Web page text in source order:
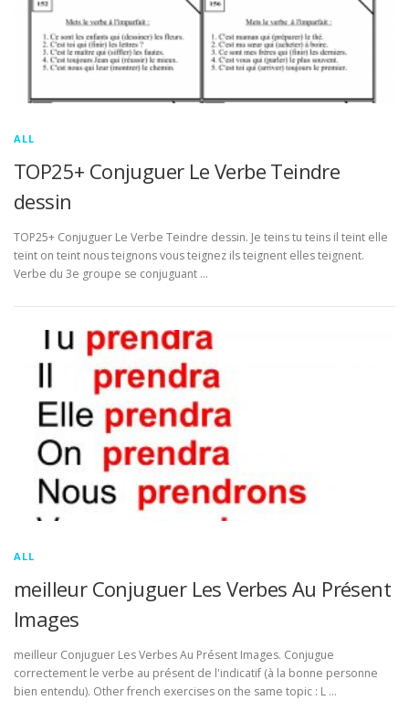
ALL
TOP25+ Conjuguer Le Verbe Teindre
dessin
TOP25+ Conjuguer Le Verbe Teindre dessin. Je teins tu teins il teint elle
teint on teint nous teignons vous teignez ils teignent elles teignent.
Verbe du 3e groupe se conjuguant …
ALL
meilleur Conjuguer Les Verbes Au Présent
Images
meilleur Conjuguer Les Verbes Au Présent Images. Conjugue
correctement le verbe au présent de l'indicatif (à la bonne personne
bien entendu). Other french exercises on the same topic : L …